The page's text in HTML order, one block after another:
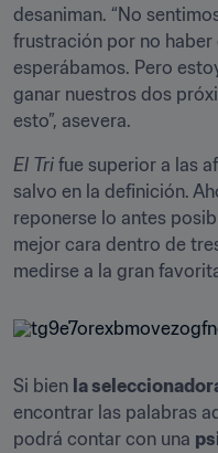
desaniman. “No
frustración por no haber
esperábamos. Pero
ganar nuestros dos
esto”, asevera.
El Tri fue superior a las
salvo en la definición.
reponerse lo antes
mejor cara dentro de
medirse a la gran
Si bien la
encontrar las palabras
podrá contar con una